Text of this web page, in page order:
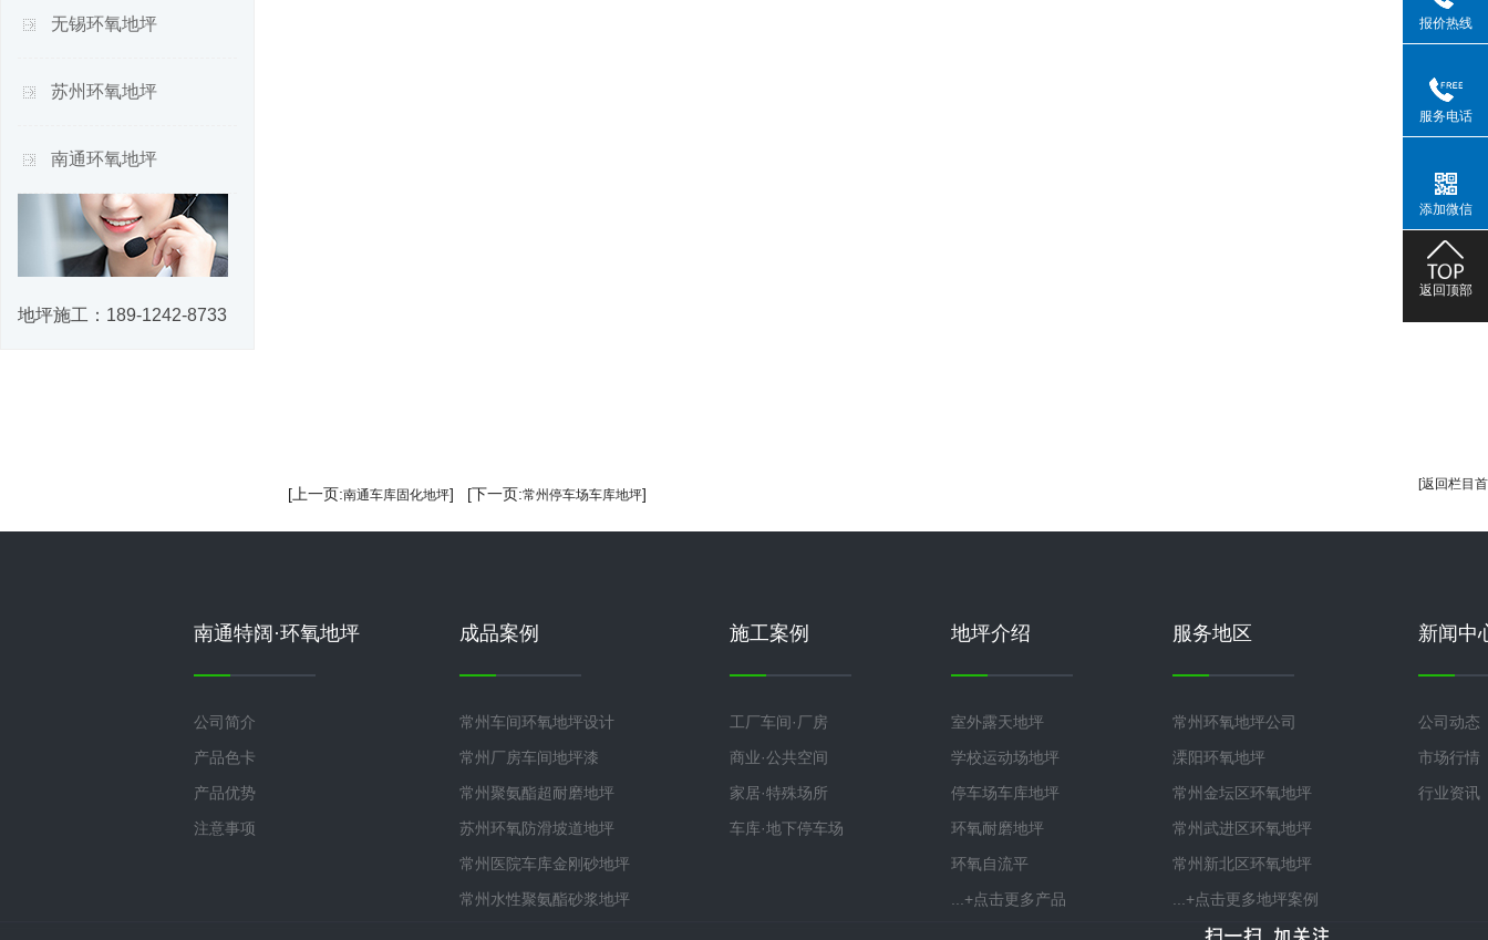
无锡环氧地坪
苏州环氧地坪
南通环氧地坪
地坪施工： 189-1242-8733
[返回栏目
[上一页:南通车库固化地坪] [下一页:常州停车场车库地坪]
南通特阔·环氧地坪
公司简介
产品色卡
产品优势
注意事项
成品案例
常州车间环氧地坪设计
常州厂房车间地坪漆
常州聚氨酯超耐磨地坪
苏州环氧防滑坡道地坪
常州医院车库金刚砂地坪
常州水性聚氨酯砂浆地坪
施工案例
工厂车间·厂房
商业·公共空间
家居·特殊场所
车库·地下停车场
地坪介绍
室外露天地坪
学校运动场地坪
停车场车库地坪
环氧耐磨地坪
环氧自流平
...+点击更多产品
服务地区
常州环氧地坪公司
溧阳环氧地坪
常州金坛区环氧地坪
常州武进区环氧地坪
常州新北区环氧地坪
...+点击更多地坪案例
新闻中
公司动态
市场行情
行业资讯
报价热线
服务电话
添加微信
返回顶部